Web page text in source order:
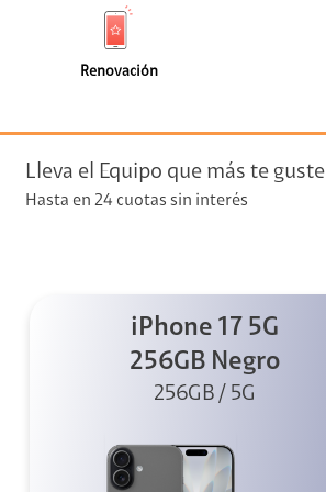
+ Telefonía
streaming
de
faceta
Renovación
(8)
Lleva el Equipo que más te guste
Hasta en 24 cuotas sin interés
iPhone 17 5G
256GB Negro
256GB / 5G